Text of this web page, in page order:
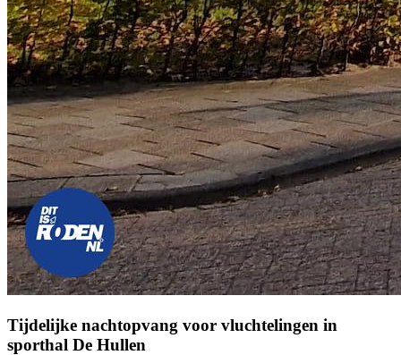
Tijdelijke nachtopvang voor vluchtelingen in
sporthal De Hullen